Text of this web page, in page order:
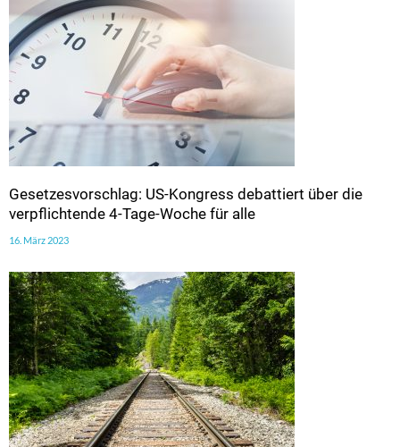
Gesetzesvorschlag: US-Kongress debattiert über die
verpflichtende 4-Tage-Woche für alle
16. März 2023